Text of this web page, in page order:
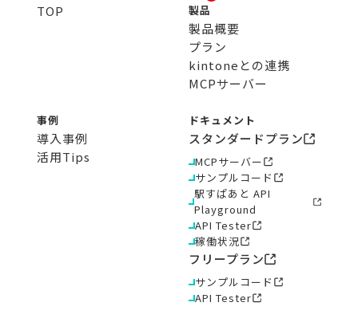
TOP 製品
製品概要
プラン
kintoneとの連携
MCPサーバー
事例
導入事例
活用Tips
ドキュメント
スタンダードプラン
MCPサーバー
サンプルコード
駅すぱあと API
Playground
API Tester
稼働状況
フリープラン
サンプルコード
API Tester